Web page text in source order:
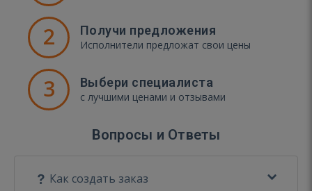
2 Получи предложения
Исполнители предложат свои цены
3 Выбери специалиста
с лучшими ценами и отзывами
Вопросы и Ответы
Как создать заказ